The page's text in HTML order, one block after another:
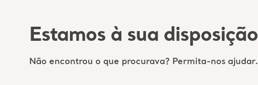
Estamos à sua
Não encontrou o que procurava? Permita-nos ajudar.